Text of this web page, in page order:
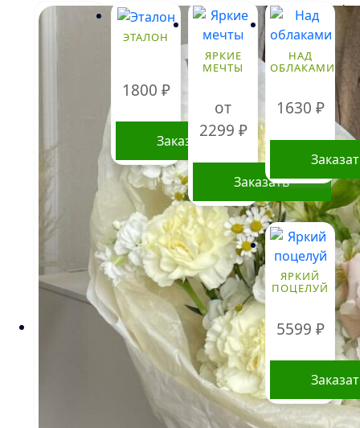
ЭТАЛОН
1800 ₽
Заказать
ЯРКИЕ
МЕЧТЫ
от
2299 ₽
Заказать
Этот
товар
имеет
несколько
вариаций.
Опции
можно
выбрать
на
странице
товара.
НАД
ОБЛАКАМИ
1630 ₽
ЯРКИЙ
ПОЦЕЛУЙ
5599 ₽
!